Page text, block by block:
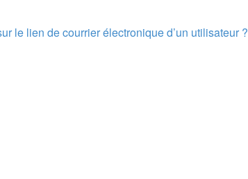
le lien de courrier électronique d’un utilisateur ?